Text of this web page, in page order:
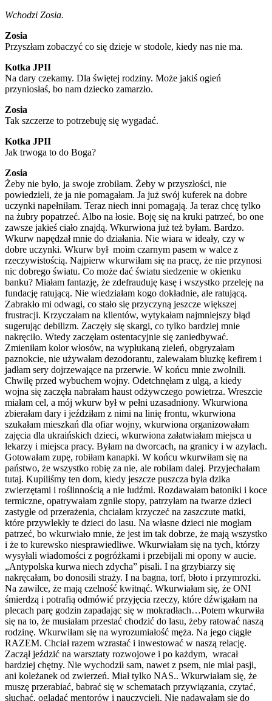
Wchodzi Zosia.
Zosia
Przyszłam zobaczyć co się dzieje w stodole, kiedy nas nie ma.
Kotka JPII
Na dary czekamy. Dla świętej rodziny. Może jakiś ogień
przyniosłaś, bo nam dziecko zamarzło.
Zosia
Tak szczerze to potrzebuję się wygadać.
Kotka JPII
Jak trwoga to do Boga?
Zosia
Żeby nie było, ja swoje zrobiłam. Żeby w przyszłości, nie
powiedzieli, że ja nie pomagałam. Ja już swój kuferek na dobre
uczynki napełniłam. Teraz niech inni pomagają. Ja teraz chcę tylko
na żubry popatrzeć. Albo na łosie. Boję się na kruki patrzeć, bo one
zawsze jakieś ciało znajdą. Wkurwiona już też byłam. Bardzo.
Wkurw napędzał mnie do działania. Nie wiara w ideały, czy w
dobre uczynki. Wkurw był moim czarnym pasem w walce z
rzeczywistością. Najpierw wkurwiłam się na pracę, że nie przynosi
nic dobrego światu. Co może dać światu siedzenie w okienku
banku? Miałam fantazję, że zdefrauduję kasę i wszystko przeleję na
fundację ratującą. Nie wiedziałam kogo dokładnie, ale ratującą.
Zabrakło mi odwagi, co stało się przyczyną jeszcze większej
frustracji. Krzyczałam na klientów, wytykałam najmniejszy błąd
sugerując debilizm. Zaczęły się skargi, co tylko bardziej mnie
nakręciło. Wtedy zaczęłam ostentacyjnie się zaniedbywać.
Zmieniłam kolor włosów, na wypłukaną zieleń, obgryzałam
paznokcie, nie używałam dezodorantu, zalewałam bluzkę kefirem i
jadłam sery dojrzewające na przerwie. W końcu mnie zwolnili.
Chwilę przed wybuchem wojny. Odetchnęłam z ulgą, a kiedy
wojna się zaczęła nabrałam haust odżywczego powietrza. Wreszcie
miałam cel, a mój wkurw był w pełni uzasadniony. Wkurwiona
zbierałam dary i jeździłam z nimi na linię frontu, wkurwiona
szukałam mieszkań dla ofiar wojny, wkurwiona organizowałam
zajęcia dla ukraińskich dzieci, wkurwiona załatwiałam miejsca u
lekarzy i miejsca pracy. Byłam na dworcach, na granicy i w azylach.
Gotowałam zupę, robiłam kanapki. W końcu wkurwiłam się na
państwo, że wszystko robię za nie, ale robiłam dalej. Przyjechałam
tutaj. Kupiliśmy ten dom, kiedy jeszcze puszcza była dzika
zwierzętami i roślinnością a nie ludźmi. Rozdawałam batoniki i koce
termiczne, opatrywałam zgniłe stopy, patrzyłam na twarze dzieci
zastygłe od przerażenia, chciałam krzyczeć na zaszczute matki,
które przywlekły te dzieci do lasu. Na własne dzieci nie mogłam
patrzeć, bo wkurwiało mnie, że jest im tak dobrze, że mają wszystko
i że to kurewsko niesprawiedliwe. Wkurwiałam się na tych, którzy
wysyłali wiadomości z pogróżkami i przebijali mi opony w aucie.
„Antypolska kurwa niech zdycha” pisali. I na grzybiarzy się
nakręcałam, bo donosili straży. I na bagna, torf, błoto i przymrozki.
Na zawilce, że mają czelność kwitnąć. Wkurwiałam się, że ONI
śmierdzą i potrafią odmówić przyjęcia rzeczy, które dźwigałam na
plecach parę godzin zapadając się w mokradłach…Potem wkurwiła
się na to, że musiałam przestać chodzić do lasu, żeby ratować naszą
rodzinę. Wkurwiłam się na wyrozumiałość męża. Na jego ciągłe
RAZEM. Chciał razem wzrastać i inwestować w naszą relację.
Zaczął jeździć na warsztaty rozwojowe i po każdym, wracał
bardziej chętny. Nie wychodził sam, nawet z psem, nie miał pasji,
ani koleżanek od zwierzeń. Miał tylko NAS.. Wkurwiałam się, że
muszę przerabiać, babrać się w schematach przywiązania, czytać,
słuchać, oglądać mentorów i nauczycieli. Nie nadawałam się do